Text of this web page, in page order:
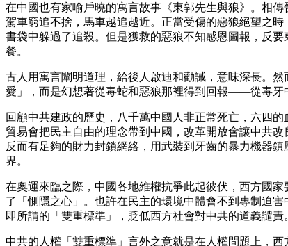
在中國也有家喻戶曉的寓言故事《東郭先生與狼》。相
駕車窮追不捨，馬車越追越近。正當受傷的惡狼絕望之
書袋中躲過了追殺。但是獲救的惡狼不知感恩圖報，反
餐。
古人用寓言闡明道理，給後人啟迪和勸誡，意味深長。
愛」，而是幻想著從毒蛇和惡狼那裡得到回報――從毒牙
回顧中共建政的歷史，八千萬中國人非正常死亡，六四
貿易會把民主自由的理念帶到中國，改革開放會讓中共
反而有足夠的財力封鎖網絡，用武裝到牙齒的暴力機器
界。
在奧運來臨之際，中國各地維權抗爭此起彼伏，西方國
了「惻隱之心」。也許在民主的環境中體會不到專制迫
即所謂的「雙重標準」，貶低西方社會對中共的道義譴責
中共的人權「雙重標準」言外之意就是在人權問題上，